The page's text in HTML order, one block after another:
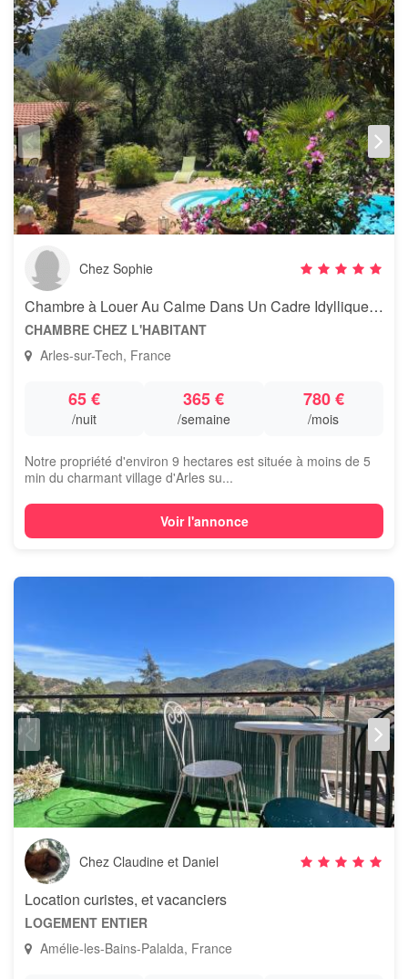
Chez Sophie
Chambre à Louer Au Calme Dans Un Cadre Idyllique En Vallespir
CHAMBRE CHEZ L'HABITANT
Arles-sur-Tech, France
65 €
/nuit
365 €
/semaine
780 €
/mois
Notre propriété d'environ 9 hectares est située à moins de 5
min du charmant village d'Arles su...
Voir l'annonce
Chez Claudine et Daniel
Location curistes, et vacanciers
LOGEMENT ENTIER
Amélie-les-Bains-Palalda, France